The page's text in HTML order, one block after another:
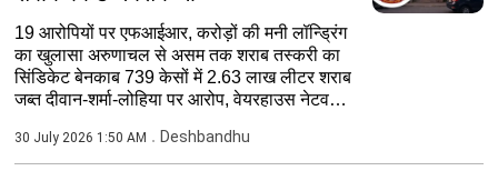
19 आरोपियों पर एफआईआर, करोड़ों की मनी लॉन्ड्रिंग
का खुलासा अरुणाचल से असम तक शराब तस्करी का
सिंडिकेट बेनकाब 739 केसों में 2.63 लाख लीटर शराब
जब्त दीवान-शर्मा-लोहिया पर आरोप, वेयरहाउस नेटवर्क
30 July 2026 1:50 AM Deshbandhu